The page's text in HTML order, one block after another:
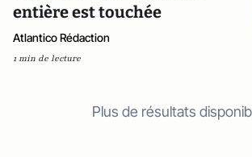
entière est touchée
Atlantico Rédaction
1 min de lecture
Plus de résultats